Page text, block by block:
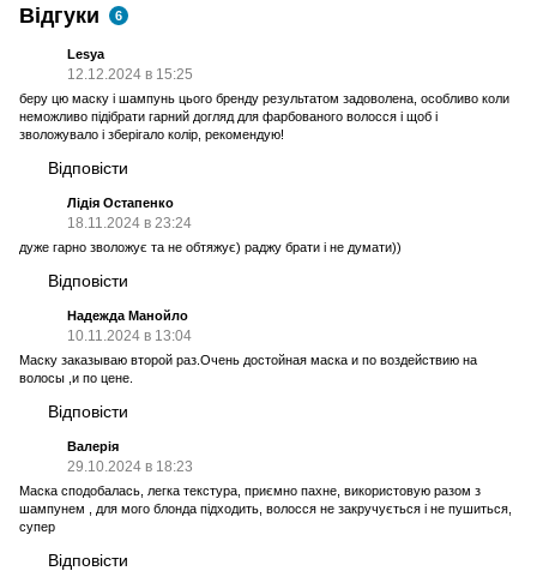
Відгуки 6
Lesya
12.12.2024 в 15:25
беру цю маску і шампунь цього бренду результатом задоволена, особливо коли
неможливо підібрати гарний догляд для фарбованого волосся і щоб і
зволожувало і зберігало колір, рекомендую!
Відповісти
Лідія Остапенко
18.11.2024 в 23:24
дуже гарно зволожує та не обтяжує) раджу брати і не думати))
Відповісти
Надежда Манойло
10.11.2024 в 13:04
Маску заказываю второй раз.Очень достойная маска и по воздействию на
волосы ,и по цене.
Відповісти
Валерія
29.10.2024 в 18:23
Маска сподобалась, легка текстура, приємно пахне, використовую разом з
шампунем , для мого блонда підходить, волосся не закручується і не пушиться,
супер
Відповісти